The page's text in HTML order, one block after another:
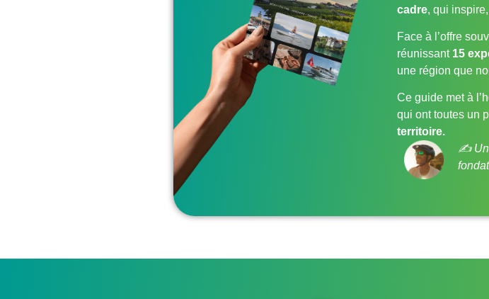
cadre, qui
Face à l’offre
réunissant 15
une région que
Ce guide met à
qui ont toutes un
territoire.
✍️